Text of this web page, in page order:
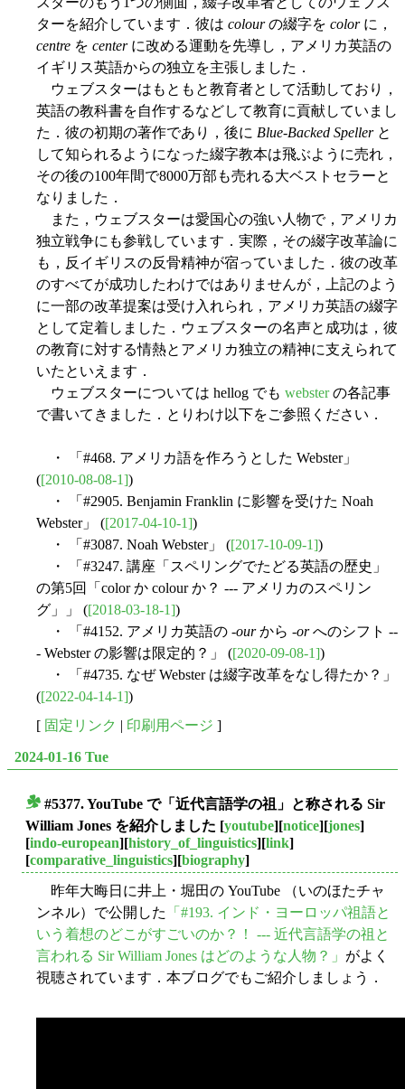
ターを紹介しています．彼は colourの綴字を colorに，
centre を centerに改める運動を先導し，アメリカ英語の
イギリス英語からの独立を主張しました．
ウェブスターはもともと教育者として活動しており，
英語の教科書を自作するなどして教育に貢献していまし
た．彼の初期の著作であり，後に Blue-Backed Spellerと
して知られるようになった綴字教本は飛ぶように売れ，
その後の100年間で8000万部も売れる大ベストセラーと
なりました．
また，ウェブスターは愛国心の強い人物で，アメリカ
独立戦争にも参戦しています．実際，その綴字改革論に
も，反イギリスの反骨精神が宿っていました．彼の改革
のすべてが成功したわけではありませんが，上記のよう
に一部の改革提案は受け入れられ，アメリカ英語の綴字
として定着しました．ウェブスターの名声と成功は，彼
の教育に対する情熱とアメリカ独立の精神に支えられて
いたといえます．
ウェブスターについては hellog でも websterの各記事
で書いてきました．とりわけ以下をご参照ください．
・ 「#468. アメリカ語を作ろうとした Webster」
([2010-08-08-1])
・ 「#2905. Benjamin Franklin に影響を受けた Noah
Webster」 ([2017-04-10-1])
・ 「#3087. Noah Webster」 ([2017-10-09-1])
・ 「#3247. 講座「スペリングでたどる英語の歴史」
の第5回「color か colour か？ --- アメリカのスペリン
グ」」 ([2018-03-18-1])
・ 「#4152. アメリカ英語の -ourから -orへのシフト --
- Webster の影響は限定的？」 ([2020-09-08-1])
・ 「#4735. なぜ Webster は綴字改革をなし得たか？」
([2022-04-14-1])
[ 固定リンク | 印刷用ページ ]
2024-01-16 Tue
#5377. YouTube で「近代言語学の祖」と称される Sir
William Jones を紹介しました [youtube][notice][jones]
[indo-european][history_of_linguistics][link]
[comparative_linguistics][biography]
昨年大晦日に井上・堀田の YouTube （いのほたチャ
ンネル）で公開した
「#193. インド・ヨーロッパ祖語と
いう着想のどこがすごいのか？！ --- 近代言語学の祖と
言われる Sir William Jones はどのような人物？」 がよく
視聴されています．本ブログでもご紹介しましょう．